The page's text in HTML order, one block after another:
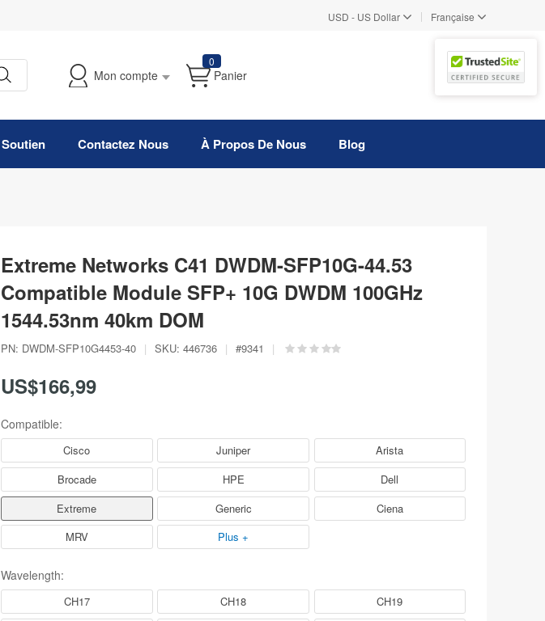
USD - US Dollar | Française
Mon compte
0
Panier
Soutien Contactez Nous À Propos De Nous Blog
Extreme Networks C41 DWDM-SFP10G-44.53
Compatible Module SFP+ 10G DWDM 100GHz
1544.53nm 40km DOM
PN: DWDM-SFP10G4453-40 | SKU: 446736 | #9341 |
US$166,99
Compatible:
Cisco Juniper
Arista
Brocade
HPE
Dell
Extreme
Generic
Ciena
MRV
Plus +
Wavelength:
CH17 CH18
CH19